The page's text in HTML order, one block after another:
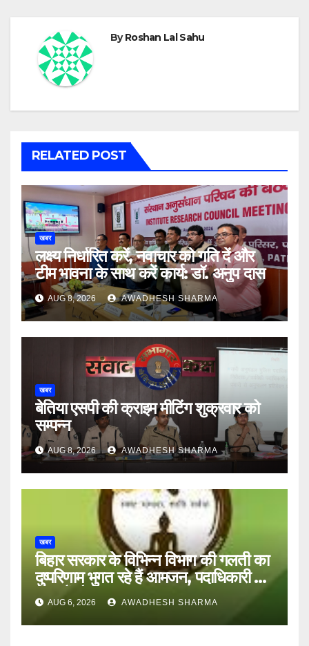
ByRoshan Lal Sahu
RELATED POST
खबर
लक्ष्य निर्धारित करें, नवाचार को गति दें और
टीम भावना के साथ करें कार्य: डॉ. अनुप दास
AUG 8, 2026 AWADHESH SHARMA
खबर
बेतिया एसपी की क्राइम मीटिंग शुक्रवार को
सम्पन्न
AUG 8, 2026 AWADHESH SHARMA
खबर
बिहार सरकार के विभिन्न विभाग की गलती का
दुष्परिणाम भुगत रहे हैं आमजन, पदाधिकारी और
अन्य हैं मौन
AUG 6, 2026 AWADHESH SHARMA